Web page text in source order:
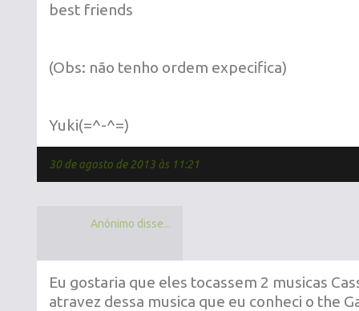
best friends
(Obs: não tenho ordem expecifica)
Yuki(=^-^=)
30 de agosto de 2013 às 11:21
Anônimo disse...
Eu gostaria que eles tocassem 2 musicas
atravez dessa musica que eu conheci o the